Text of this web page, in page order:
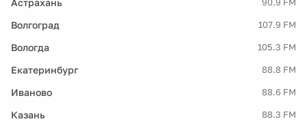
90.9 FM
Волгоград 107.9 FM
Вологда 105.3 FM
Екатеринбург 88.8 FM
Иваново 88.6 FM
Казань 88.3 FM